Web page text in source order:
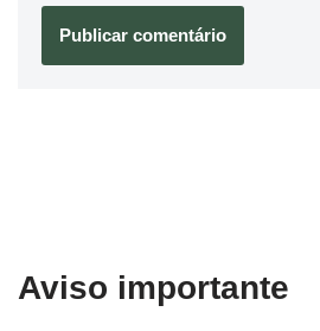
Aviso importante